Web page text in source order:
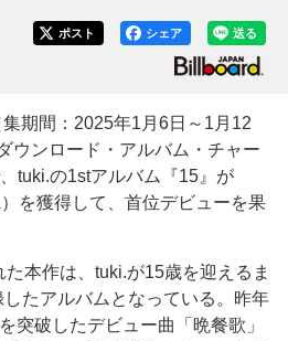
送る
シェア
ポスト
期間：2025年1月6日～1月12
ウンロード・アルバム・チャー
tuki.の1stアルバム『15』が
を獲得して、首位デビューを果
本作は、tuki.が15歳を迎えるま
たアルバムとなっている。昨年
突破したデビュー曲「晩餐歌」